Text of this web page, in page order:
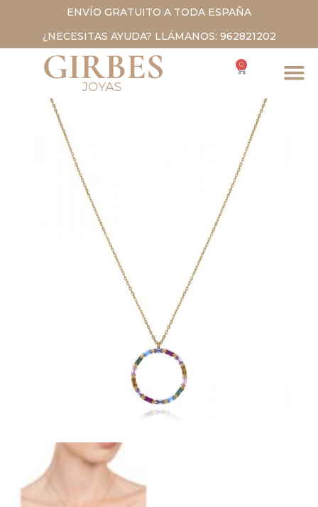
ENVÍO GRATUITO A TODA ESPAÑA
¿NECESITAS AYUDA? LLÁMANOS: 962821202
0